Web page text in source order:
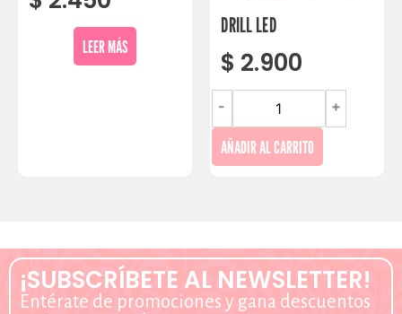
LEER MÁS
DRILL LED
$ 2.900
- +
AÑADIR AL CARRITO
¡SUBSCRÍBETE AL NEWSLETTER!
Entérate de promociones y gana descuentos